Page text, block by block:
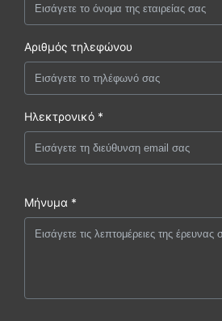
Αριθμός τηλεφώνου
Ηλεκτρονικό *
Μήνυμα *